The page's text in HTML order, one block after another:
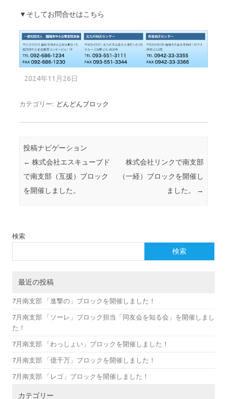
▼そしてお問合せはこちら
2024年11月26日
カテゴリー: どんどんブロック
投稿ナビゲーション
← 株式会社エスキューブド
で南支部（互援）ブロック
を開催しました。
株式会社リンクで南支部
（一経）ブロックを開催し
ました。
→
検索
検索
最近の投稿
7月南支部 「進撃の」ブロックを開催しました！
7月南支部 「ソーレ」ブロック担当「同友会を知る会」を開催しまし
た！
7月南支部 「わっしょい」ブロックを開催しました！
7月南支部 「億千万」ブロックを開催しました！
7月南支部 「レゴ」ブロックを開催しました！
カテゴリー